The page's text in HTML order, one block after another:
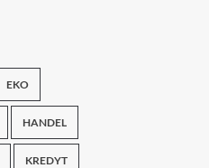
EKO
HANDEL
KREDYT